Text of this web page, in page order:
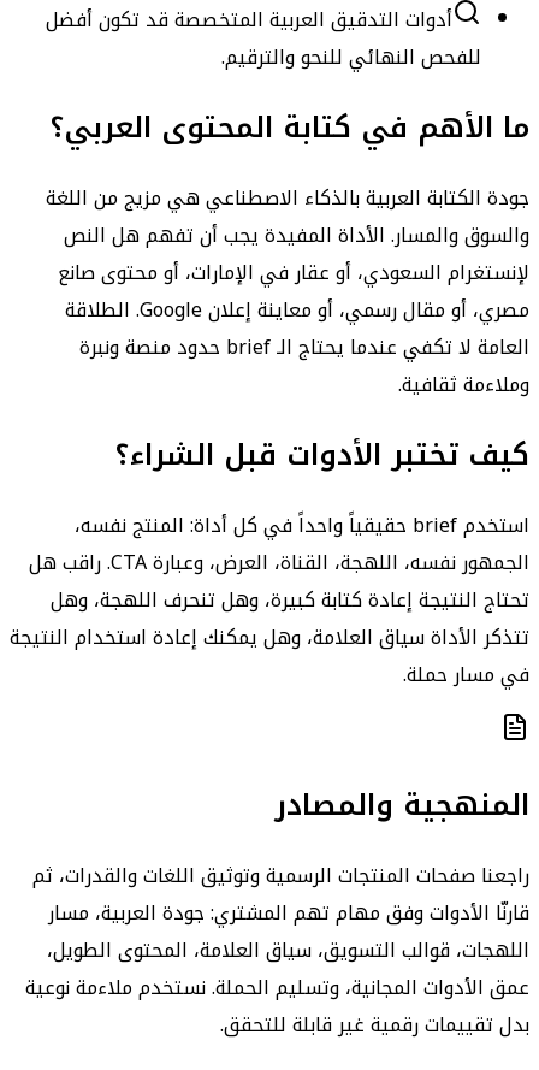
أدوات التدقيق العربية المتخصصة قد تكون أفضل
للفحص النهائي للنحو والترقيم.
ما الأهم في كتابة المحتوى العربي؟
جودة الكتابة العربية بالذكاء الاصطناعي هي مزيج من اللغة
والسوق والمسار. الأداة المفيدة يجب أن تفهم هل النص
لإنستغرام السعودي، أو عقار في الإمارات، أو محتوى صانع
مصري، أو مقال رسمي، أو معاينة إعلان Google. الطلاقة
العامة لا تكفي عندما يحتاج الـ brief حدود منصة ونبرة
وملاءمة ثقافية.
كيف تختبر الأدوات قبل الشراء؟
استخدم brief حقيقياً واحداً في كل أداة: المنتج نفسه،
الجمهور نفسه، اللهجة، القناة، العرض، وعبارة CTA. راقب هل
تحتاج النتيجة إعادة كتابة كبيرة، وهل تنحرف اللهجة، وهل
تتذكر الأداة سياق العلامة، وهل يمكنك إعادة استخدام النتيجة
في مسار حملة.
المنهجية والمصادر
راجعنا صفحات المنتجات الرسمية وتوثيق اللغات والقدرات، ثم
قارنّا الأدوات وفق مهام تهم المشتري: جودة العربية، مسار
اللهجات، قوالب التسويق، سياق العلامة، المحتوى الطويل،
عمق الأدوات المجانية، وتسليم الحملة. نستخدم ملاءمة نوعية
بدل تقييمات رقمية غير قابلة للتحقق.